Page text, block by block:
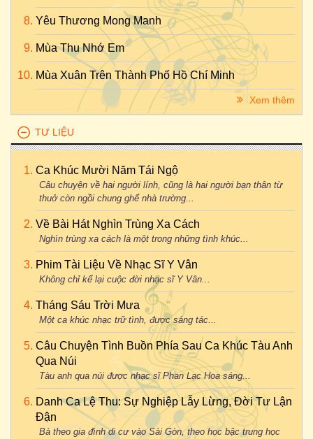
Yêu Thương Mong Manh
Mùa Thu Nhớ Em
Mùa Xuân Trên Thành Phố Hồ Chí Minh
Xem thêm
TƯ LIỆU
Ca Khúc Mười Năm Tái Ngộ
Câu chuyện về hai người lính, cũng là hai người bạn thân từ
thuở còn ngồi chung ghế nhà trường...
Về Bài Hát Nghìn Trùng Xa Cách
Nghìn trùng xa cách là một trong những tình khúc...
Phim Tài Liệu Về Nhạc Sĩ Y Vân
Không chỉ kể lại cuộc đời nhạc sĩ Y Vân...
Tháng Sáu Trời Mưa
Một ca khúc nhạc trữ tình, được sáng tác...
Câu Chuyện Tình Buồn Phía Sau Ca Khúc Tàu Anh
Qua Núi
Tàu anh qua núi được nhạc sĩ Phan Lạc Hoa sáng...
Danh Ca Lệ Thu: Sự Nghiệp Lẫy Lừng, Đời Tư Lận
Đận
Bà theo gia đình di cư vào Sài Gòn, theo học bậc trung học